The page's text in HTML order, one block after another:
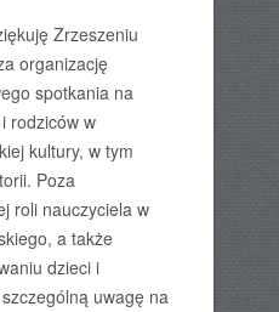
Zrzeszeniu
organizację
spotkania na
rodziców w
kultury, w tym
Poza
roli nauczyciela w
a także
dzieci i
uwagę na